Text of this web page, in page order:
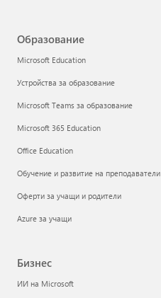
Образование
Microsoft Education
Устройства за образование
Microsoft Teams за образование
Microsoft 365 Education
Office Education
Обучение и развитие на преподаватели
Оферти за учащи и родители
Azure за учащи
Бизнес
ИИ на Microsoft